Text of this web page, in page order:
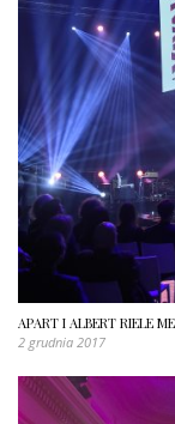
APART I ALBERT RIELE
2 grudnia 2017